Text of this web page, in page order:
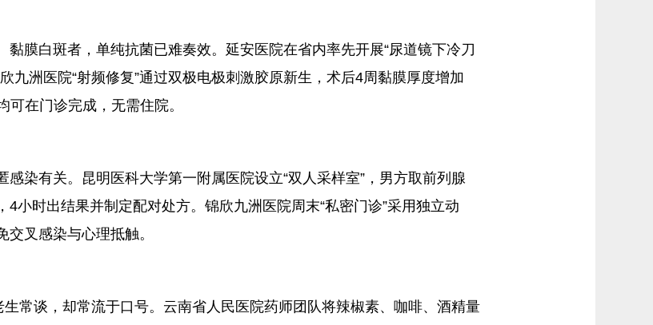
黏膜白斑者，单纯抗菌已难奏效。延安医院在省内率先开展“尿道镜下冷刀
九洲医院“射频修复”通过双极电极刺激胶原新生，术后4周黏膜厚度增加
在门诊完成，无需住院。
染有关。昆明医科大学第一附属医院设立“双人采样室”，男方取前列腺
小时出结果并制定配对处方。锦欣九洲医院周末“私密门诊”采用独立动
叉感染与心理抵触。
生常谈，却常流于口号。云南省人民医院药师团队将辣椒素、咖啡、酒精量